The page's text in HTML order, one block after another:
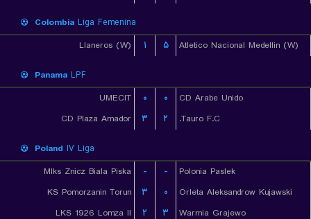
Colombia Liga Femenina
Llaneros (W)
۱ ۵ Atletico Nacional Medellin (W)
Panama LPF
UMECIT
۰ ۰
CD Arabe Unido
CD Plaza Amador
۳ ۲ Tauro F.C.
Poland IV Liga
Mlks Znicz Biala Piska
- -
Polonia Paslek
KS Pomorzanin Torun
۳ ۰
Orleta Aleksandrow Kujawski
LKS 1926 Lomza II
۲ ۳
Warmia Grajewo